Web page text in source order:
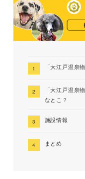
「大江戸温泉
「大江戸温泉
なとこ？
施設情報
まとめ